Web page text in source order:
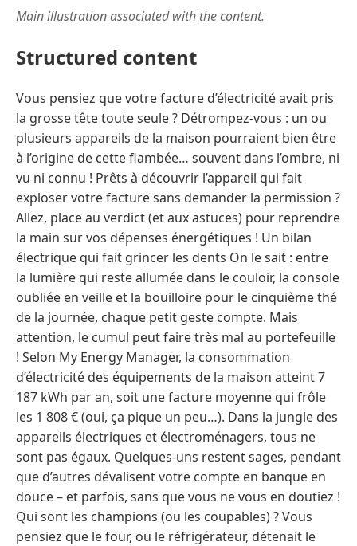
Main illustration associated with the content.
Structured content
Vous pensiez que votre facture d’électricité avait pris
la grosse tête toute seule ? Détrompez-vous : un ou
plusieurs appareils de la maison pourraient bien être
à l’origine de cette flambée… souvent dans l’ombre, ni
vu ni connu ! Prêts à découvrir l’appareil qui fait
exploser votre facture sans demander la permission ?
Allez, place au verdict (et aux astuces) pour reprendre
la main sur vos dépenses énergétiques ! Un bilan
électrique qui fait grincer les dents On le sait : entre
la lumière qui reste allumée dans le couloir, la console
oubliée en veille et la bouilloire pour le cinquième thé
de la journée, chaque petit geste compte. Mais
attention, le cumul peut faire très mal au portefeuille
! Selon My Energy Manager, la consommation
d’électricité des équipements de la maison atteint 7
187 kWh par an, soit une facture moyenne qui frôle
les 1 808 € (oui, ça pique un peu…). Dans la jungle des
appareils électriques et électroménagers, tous ne
sont pas égaux. Quelques-uns restent sages, pendant
que d’autres dévalisent votre compte en banque en
douce – et parfois, sans que vous ne vous en doutiez !
Qui sont les champions (ou les coupables) ? Vous
pensiez que le four, ou le réfrigérateur, détenait le